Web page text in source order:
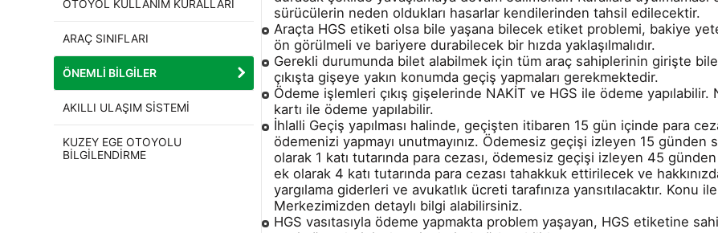
İLETİŞİM
Müşteri Hizmetleri
Hafta içi 08:30 - 17:30
0 850 577 35 35
7/24 Otoyol
OTOYOL KULLANIM KURALLARI
ARAÇ SINIFLARI
ÖNEMLİ BİLGİLER
AKILLI ULAŞIM SİSTEMİ
KUZEY EGE OTOYOLU
BİLGİLENDİRME
sürücülerin neden oldukları hasarlar kendilerinden tahsil edilecektir.
Araçta HGS etiketi olsa bile yaşana bilecek etiket problemi, bakiye
ön görülmeli ve bariyere durabilecek bir hızda yaklaşılmalıdır.
Gerekli durumunda bilet alabilmek için tüm araç sahiplerinin girişte
çıkışta gişeye yakın konumda geçiş yapmaları gerekmektedir.
Ödeme işlemleri çıkış gişelerinde NAKİT ve HGS ile ödeme
kartı ile ödeme yapılabilir.
İhlalli Geçiş yapılması halinde, geçişten itibaren 15 gün içinde para
ödemenizi yapmayı unutmayınız. Ödemesiz geçişi izleyen 15
olarak 1 katı tutarında para cezası, ödemesiz geçişi izleyen 45
ek olarak 4 katı tutarında para cezası tahakkuk ettirilecek ve
yargılama giderleri ve avukatlık ücreti tarafınıza yansıtılacaktır. Konu
Merkezimizden detaylı bilgi alabilirsiniz.
HGS vasıtasıyla ödeme yapmakta problem yaşayan, HGS etiketine